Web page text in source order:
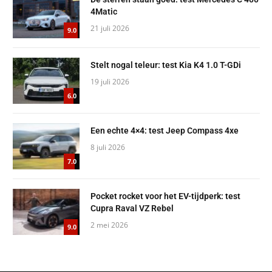
9.0
4Matic
21 juli 2026
6.0
Stelt nogal teleur: test Kia K4 1.0 T-GDi
19 juli 2026
7.0
Een echte 4×4: test Jeep Compass 4xe
8 juli 2026
9.0
Pocket rocket voor het EV-tijdperk: test
Cupra Raval VZ Rebel
2 mei 2026